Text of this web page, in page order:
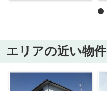
エリアの近い物件